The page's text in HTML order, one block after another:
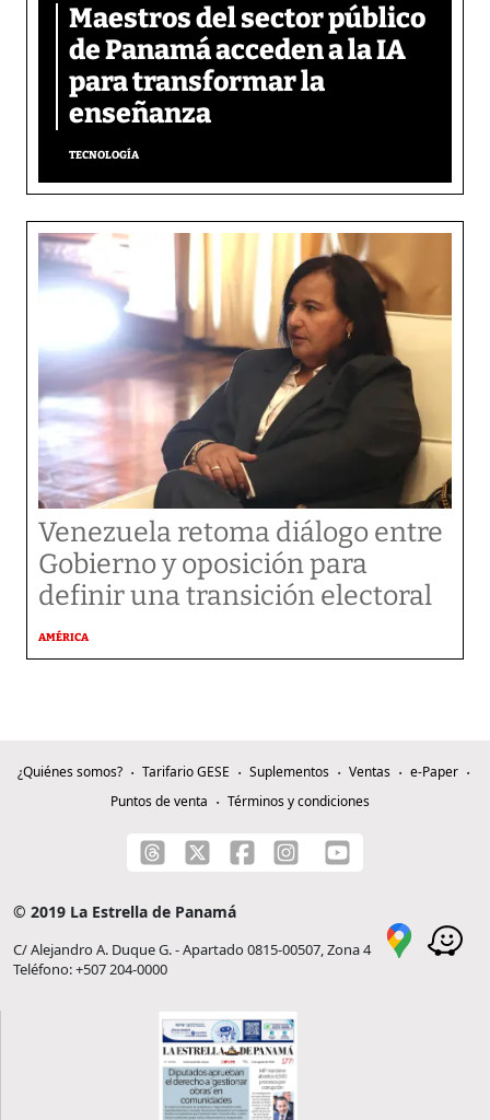
Maestros del sector público
de Panamá acceden a la IA
para transformar la
enseñanza
TECNOLOGÍA
Venezuela retoma diálogo entre
Gobierno y oposición para
definir una transición electoral
AMÉRICA
¿Quiénes somos? Tarifario GESE Suplementos Ventas
e-Paper
Puntos de venta
Términos y condiciones
© 2019 La Estrella de Panamá
C/ Alejandro A. Duque G. - Apartado 0815-00507, Zona 4
Teléfono: +507 204-0000